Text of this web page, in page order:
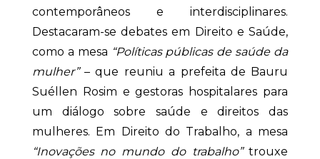
contemporâneos e interdisciplinares.
Destacaram-se debates em Direito e Saúde,
como a mesa “Políticas públicas de saúde da
mulher”– que reuniu a prefeita de Bauru
Suéllen Rosim e gestoras hospitalares para
um diálogo sobre saúde e direitos das
mulheres. Em Direito do Trabalho, a mesa
“Inovações no mundo do trabalho”trouxe